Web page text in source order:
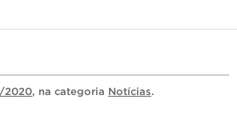
2020, na categoria Notícias.